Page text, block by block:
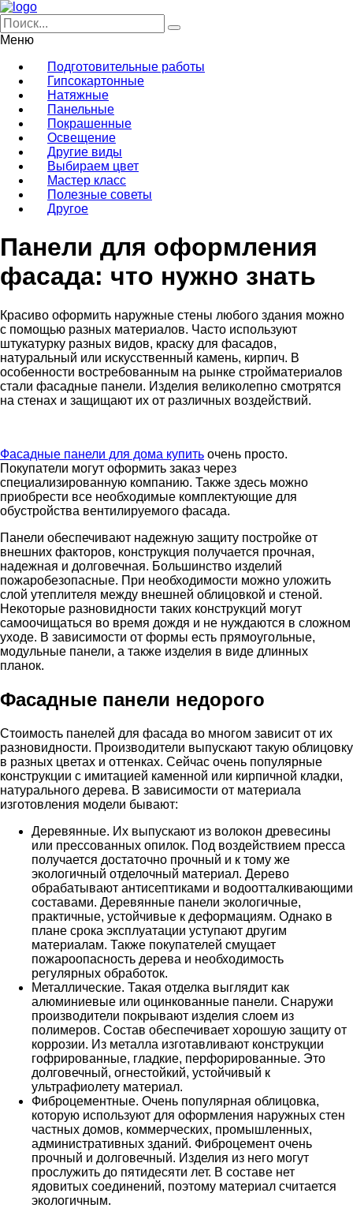
Меню
Подготовительные работы
Гипсокартонные
Натяжные
Панельные
Покрашенные
Освещение
Другие виды
Выбираем цвет
Мастер класс
Полезные советы
Другое
Панели для оформления
фасада: что нужно знать
Красиво оформить наружные стены любого здания можно
с помощью разных материалов. Часто используют
штукатурку разных видов, краску для фасадов,
натуральный или искусственный камень, кирпич. В
особенности востребованным на рынке стройматериалов
стали фасадные панели. Изделия великолепно смотрятся
на стенах и защищают их от различных воздействий.
Фасадные панели для дома купить очень просто.
Покупатели могут оформить заказ через
специализированную компанию. Также здесь можно
приобрести все необходимые комплектующие для
обустройства вентилируемого фасада.
Панели обеспечивают надежную защиту постройке от
внешних факторов, конструкция получается прочная,
надежная и долговечная. Большинство изделий
пожаробезопасные. При необходимости можно уложить
слой утеплителя между внешней облицовкой и стеной.
Некоторые разновидности таких конструкций могут
самоочищаться во время дождя и не нуждаются в сложном
уходе. В зависимости от формы есть прямоугольные,
модульные панели, а также изделия в виде длинных
планок.
Фасадные панели недорого
Стоимость панелей для фасада во многом зависит от их
разновидности. Производители выпускают такую облицовку
в разных цветах и оттенках. Сейчас очень популярные
конструкции с имитацией каменной или кирпичной кладки,
натурального дерева. В зависимости от материала
изготовления модели бывают:
Деревянные. Их выпускают из волокон древесины
или прессованных опилок. Под воздействием пресса
получается достаточно прочный и к тому же
экологичный отделочный материал. Дерево
обрабатывают антисептиками и водоотталкивающими
составами. Деревянные панели экологичные,
практичные, устойчивые к деформациям. Однако в
плане срока эксплуатации уступают другим
материалам. Также покупателей смущает
пожароопасность дерева и необходимость
регулярных обработок.
Металлические. Такая отделка выглядит как
алюминиевые или оцинкованные панели. Снаружи
производители покрывают изделия слоем из
полимеров. Состав обеспечивает хорошую защиту от
коррозии. Из металла изготавливают конструкции
гофрированные, гладкие, перфорированные. Это
долговечный, огнестойкий, устойчивый к
ультрафиолету материал.
Фиброцементные. Очень популярная облицовка,
которую используют для оформления наружных стен
частных домов, коммерческих, промышленных,
административных зданий. Фиброцемент очень
прочный и долговечный. Изделия из него могут
прослужить до пятидесяти лет. В составе нет
ядовитых соединений, поэтому материал считается
экологичным.